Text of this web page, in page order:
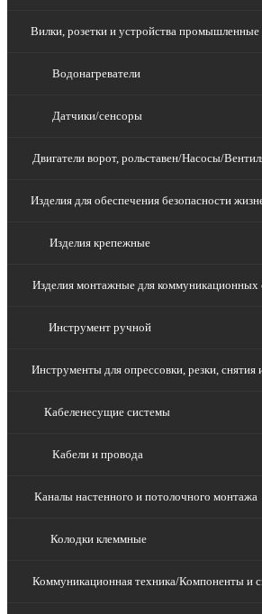
Вилки, розетки и устройства промышленные
Водонагреватели
Датчики/сенсоры
Двигатели ворот, рольставен/Насосы/
Изделия для обеспечения безопасности
Изделия крепежные
Изделия монтажные для коммуникационных
Инструмент ручной
Инструменты для опрессовки, резки, снятия
Кабеленесущие системы
Кабели и провода
Каналы настенного и потолочного монтажа
Колодки клеммные
Коммуникационная техника/Компоненты и